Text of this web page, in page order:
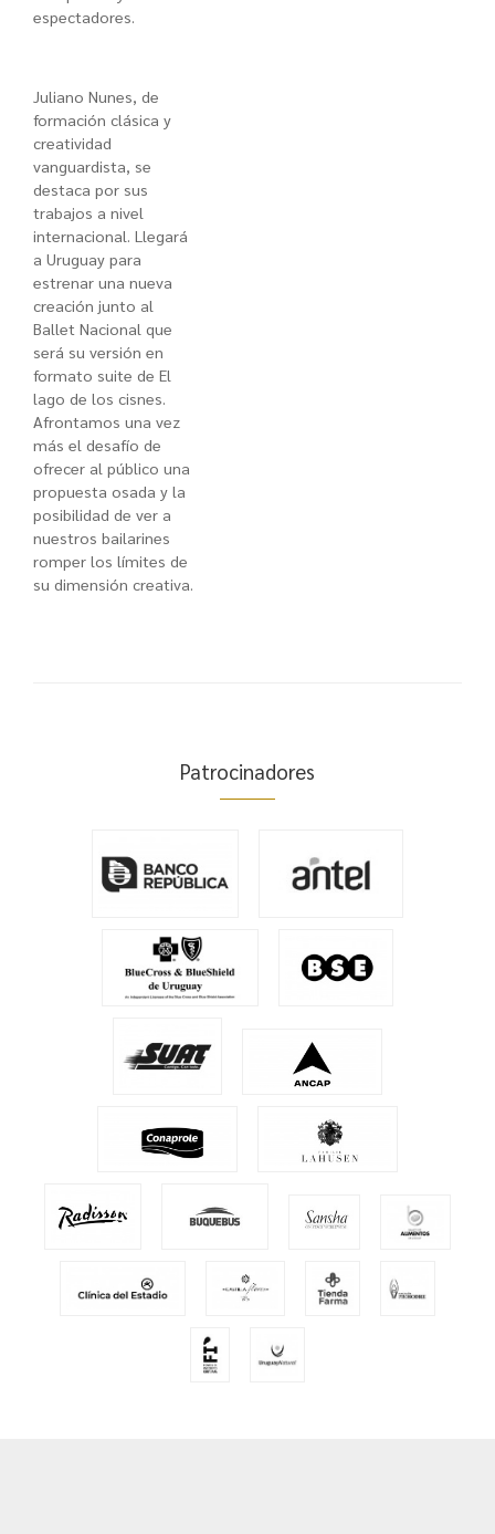
espectadores.
Juliano Nunes, de
formación clásica y
creatividad
vanguardista, se
destaca por sus
trabajos a nivel
internacional. Llegará
a Uruguay para
estrenar una nueva
creación junto al
Ballet Nacional que
será su versión en
formato suite de El
lago de los cisnes.
Afrontamos una vez
más el desafío de
ofrecer al público una
propuesta osada y la
posibilidad de ver a
nuestros bailarines
romper los límites de
su dimensión creativa.
Patrocinadores